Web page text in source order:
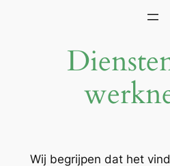
Wij begrijpen dat het